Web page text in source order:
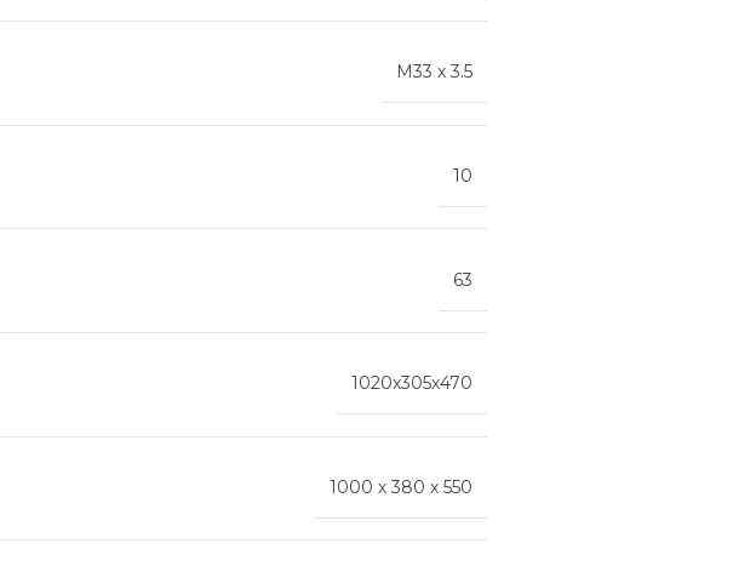
M33 х 3.5
10
63
1020х305х470
1000 х 380 х 550